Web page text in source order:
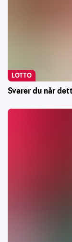
Svarer du når
LOTTO